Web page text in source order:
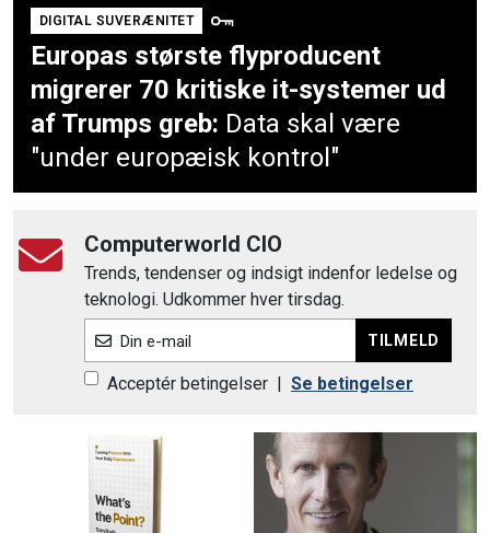
DIGITAL SUVERÆNITET
Europas største flyproducent
migrerer 70 kritiske it-systemer ud
af Trumps greb: Data skal være
"under europæisk kontrol"
Computerworld CIO
Trends, tendenser og indsigt indenfor ledelse og
teknologi. Udkommer hver tirsdag.
Din e-mail TILMELD
Acceptér betingelser Se betingelser